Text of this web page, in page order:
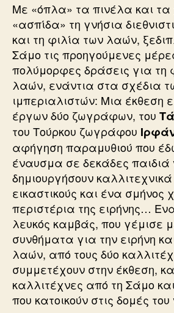
Με «όπλα» τα πινέλα και
«ασπίδα» τη γνήσια
και τη φιλία των λαών,
Σάμο τις προηγούμενες
πολύμορφες δράσεις για τη
λαών, ενάντια στα σχέδια
ιμπεριαλιστών: Μια έκθεση
έργων δύο ζωγράφων, του
του Τούρκου ζωγράφου
αφήγηση παραμυθιού που
έναυσμα σε δεκάδες παιδιά
δημιουργήσουν
εικαστικούς και ένα σμήνος
περιστέρια της ειρήνης…
λευκός καμβάς, που γέμισε
συνθήματα για την ειρήνη
λαών, από τους δύο
συμμετέχουν στην έκθεση,
καλλιτέχνες από τη Σάμο
που κατοικούν στις δομές